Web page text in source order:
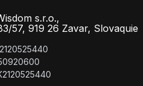
s.r.o.,
57, 919 26 Zavar, Slovaquie